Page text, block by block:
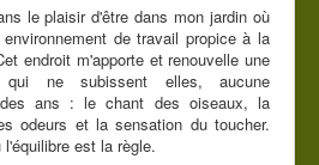
le plaisir d'être dans mon jardin où
de travail propice à la
endroit m'apporte et renouvelle une
qui ne subissent elles, aucune
ans : le chant des oiseaux, la
odeurs et la sensation du toucher.
est la règle.